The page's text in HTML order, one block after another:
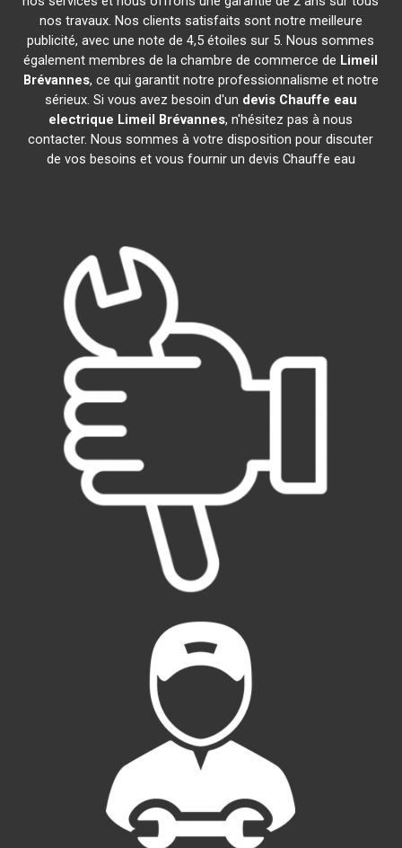
nos travaux. Nos clients satisfaits sont notre meilleure
publicité, avec une note de 4,5 étoiles sur 5. Nous sommes
également membres de la chambre de commerce de Limeil
Brévannes, ce qui garantit notre professionnalisme et notre
sérieux. Si vous avez besoin d'un devis Chauffe eau
electrique Limeil Brévannes, n'hésitez pas à nous
contacter. Nous sommes à votre disposition pour discuter
de vos besoins et vous fournir un devis Chauffe eau